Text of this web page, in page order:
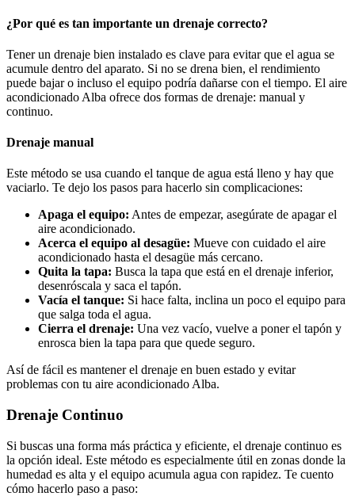
¿Por qué es tan importante un drenaje correcto?
Tener un drenaje bien instalado es clave para evitar que el agua se
acumule dentro del aparato. Si no se drena bien, el rendimiento
puede bajar o incluso el equipo podría dañarse con el tiempo. El aire
acondicionado Alba ofrece dos formas de drenaje: manual y
continuo.
Drenaje manual
Este método se usa cuando el tanque de agua está lleno y hay que
vaciarlo. Te dejo los pasos para hacerlo sin complicaciones:
Apaga el equipo: Antes de empezar, asegúrate de apagar el
aire acondicionado.
Acerca el equipo al desagüe: Mueve con cuidado el aire
acondicionado hasta el desagüe más cercano.
Quita la tapa: Busca la tapa que está en el drenaje inferior,
desenróscala y saca el tapón.
Vacía el tanque: Si hace falta, inclina un poco el equipo para
que salga toda el agua.
Cierra el drenaje: Una vez vacío, vuelve a poner el tapón y
enrosca bien la tapa para que quede seguro.
Así de fácil es mantener el drenaje en buen estado y evitar
problemas con tu aire acondicionado Alba.
Drenaje Continuo
Si buscas una forma más práctica y eficiente, el drenaje continuo es
la opción ideal. Este método es especialmente útil en zonas donde la
humedad es alta y el equipo acumula agua con rapidez. Te cuento
cómo hacerlo paso a paso: